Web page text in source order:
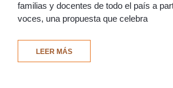
familias y docentes de todo el país a
voces, una propuesta que celebra
LEER MÁS